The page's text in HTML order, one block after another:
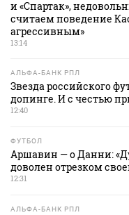
и «Спартак»,
считаем поведение
агрессивным»
13:14
АЛЬФА-БАНК РПЛ
Звезда российского
допинге. И с честью
12:40
ФУТБОЛ
Аршавин — о Данни:
доволен отрезком
12:31
АЛЬФА-БАНК РПЛ